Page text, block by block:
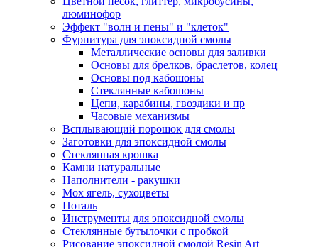
люминофор
Эффект "волн и пены" и "клеток"
Фурнитура для эпоксидной смолы
Металлические основы для заливки
Основы для брелков, браслетов, колец
Основы под кабошоны
Стеклянные кабошоны
Цепи, карабины, гвоздики и пр
Часовые механизмы
Всплывающий порошок для смолы
Заготовки для эпоксидной смолы
Стеклянная крошка
Камни натуральные
Наполнители - ракушки
Мох ягель, сухоцветы
Поталь
Инструменты для эпоксидной смолы
Стеклянные бутылочки с пробкой
Рисование эпоксидной смолой Resin Art